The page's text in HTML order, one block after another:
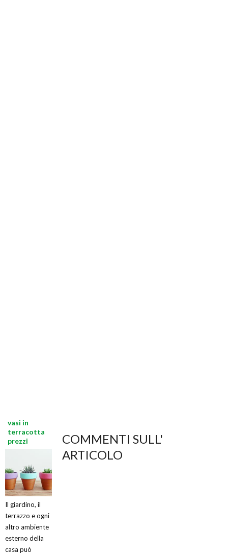
vasi in
terracotta
prezzi
Il giardino, il
terrazzo e ogni
altro ambiente
esterno della
casa può
COMMENTI SULL'
ARTICOLO